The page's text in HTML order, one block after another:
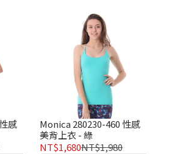
感
Monica 280230-460 性感
美背上衣 - 綠
NT$1,680NT$1,980